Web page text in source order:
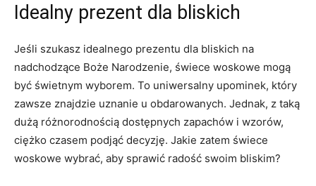
Idealny prezent dla bliskich
Jeśli szukasz idealnego ⁣prezentu ⁤dla bliskich na
nadchodzące Boże Narodzenie, świece woskowe mogą
być ​świetnym wyborem. To uniwersalny ⁤upominek, ⁤który
zawsze znajdzie uznanie u obdarowanych. Jednak, z taką
dużą różnorodnością dostępnych zapachów i wzorów,
ciężko czasem podjąć decyzję.​ Jakie ​zatem​ świece​
woskowe wybrać, aby sprawić radość swoim bliskim?